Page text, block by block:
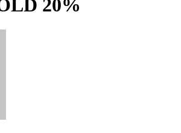
20%